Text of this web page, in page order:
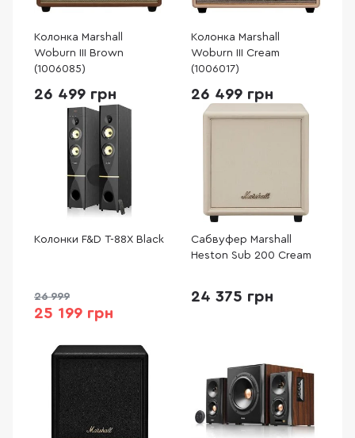
Колонка Marshall
Woburn III Brown
(1006085)
26 499 грн
Колонка Marshall
Woburn III Cream
(1006017)
26 499 грн
Колонки F&D T-88X Black
26 999
25 199 грн
Сабвуфер Marshall
Heston Sub 200 Cream
24 375 грн